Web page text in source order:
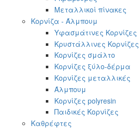
Μεταλλικοί πίνακες
Κορνίζα - Άλμπουμ
Υφασμάτινες Κορνίζες
Κρυστάλλινες Κορνίζες
Κορνίζες σμάλτο
Κορνίζες ξύλο-δέρμα
Κορνίζες μεταλλικές
Άλμπουμ
Κορνίζες polyresin
Παιδικές Κορνίζες
Καθρέφτες